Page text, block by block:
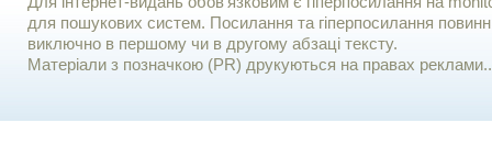
для пошукових систем. Посилання та гіперпосилання
виключно в першому чи в другому абзаці тексту.
Матеріали з позначкою (PR) друкуються на правах реклами..